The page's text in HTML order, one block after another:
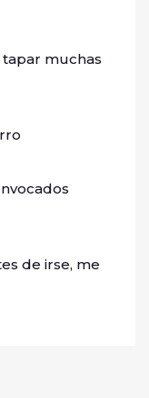
tapar muchas
de irse, me